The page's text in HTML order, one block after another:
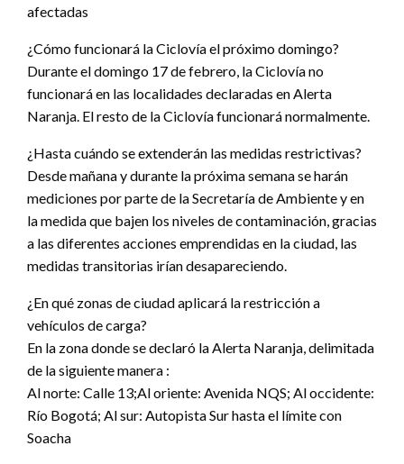
afectadas
¿Cómo funcionará la Ciclovía el próximo domingo?
Durante el domingo 17 de febrero, la Ciclovía no
funcionará en las localidades declaradas en Alerta
Naranja. El resto de la Ciclovía funcionará normalmente.
¿Hasta cuándo se extenderán las medidas restrictivas?
Desde mañana y durante la próxima semana se harán
mediciones por parte de la Secretaría de Ambiente y en
la medida que bajen los niveles de contaminación, gracias
a las diferentes acciones emprendidas en la ciudad, las
medidas transitorias irían desapareciendo.
¿En qué zonas de ciudad aplicará la restricción a
vehículos de carga?
En la zona donde se declaró la Alerta Naranja, delimitada
de la siguiente manera :
Al norte: Calle 13;Al oriente: Avenida NQS; Al occidente:
Río Bogotá; Al sur: Autopista Sur hasta el límite con
Soacha